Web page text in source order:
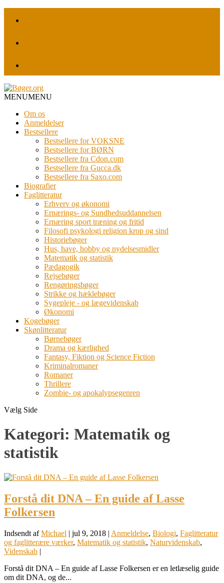
MENUMENU
Om os
Anmeldelser
Bestsellere
Bestsellere for VOKSNE
Bestsellere for BØRN
Bestsellere fra Cdon.com
Bestsellere fra Gucca.dk
Bestsellere fra Saxo.com
Biografier
Faglitteratur
Erhverv og økonomi
Ernærings- og Sundhedsuddannelsen
Ernæring sport træning og fritid
Filosofi psykologi religion krop og sind
Historiebøger
Hus, have, hobby og nydelsesmidler
Matematik og statistik
Pædagogik
Rejsebøger
Rengøringsbøger
Strikke og hæklebøger
Sygepleje - og lægevidenskab
Økonomi
Kogebøger
Skønlitteratur
Børnebøger
Drama og kærlighed
Fantasy, Fiktion og Science Fiction
Kriminalromaner
Romaner
Thrillere
Zombie- og apokalypsegenren
Vælg Side
Kategori: Matematik og
statistik
Forstå dit DNA – En guide af Lasse
Folkersen
Indsendt afMichael | jul 9, 2018 | Anmeldelse, Biologi, Faglitteratur
og faglitterære værker, Matematik og statistik, Naturvidenskab,
Videnskab |
Forstå dit DNA – En guide af Lasse Folkersen er en letlæselig guide
om dit DNA, og de...